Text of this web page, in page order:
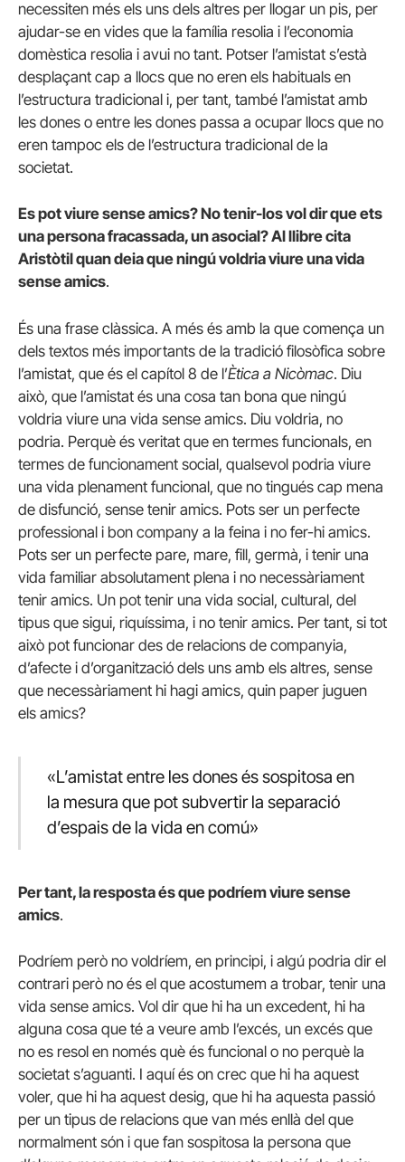
necessiten més els uns dels altres per llogar un pis, per
ajudar-se en vides que la família resolia i l’economia
domèstica resolia i avui no tant. Potser l’amistat s’està
desplaçant cap a llocs que no eren els habituals en
l’estructura tradicional i, per tant, també l’amistat amb
les dones o entre les dones passa a ocupar llocs que no
eren tampoc els de l’estructura tradicional de la
societat.
Es pot viure sense amics? No tenir-los vol dir que ets
una persona fracassada, un asocial? Al llibre cita
Aristòtil quan deia que ningú voldria viure una vida
sense amics.
És una frase clàssica. A més és amb la que comença un
dels textos més importants de la tradició filosòfica sobre
l’amistat, que és el capítol 8 de l’Ètica a Nicòmac. Diu
això, que l’amistat és una cosa tan bona que ningú
voldria viure una vida sense amics. Diu voldria, no
podria. Perquè és veritat que en termes funcionals, en
termes de funcionament social, qualsevol podria viure
una vida plenament funcional, que no tingués cap mena
de disfunció, sense tenir amics. Pots ser un perfecte
professional i bon company a la feina i no fer-hi amics.
Pots ser un perfecte pare, mare, fill, germà, i tenir una
vida familiar absolutament plena i no necessàriament
tenir amics. Un pot tenir una vida social, cultural, del
tipus que sigui, riquíssima, i no tenir amics. Per tant, si tot
això pot funcionar des de relacions de companyia,
d’afecte i d’organització dels uns amb els altres, sense
que necessàriament hi hagi amics, quin paper juguen
els amics?
«L’amistat entre les dones és sospitosa en
la mesura que pot subvertir la separació
d’espais de la vida en comú»
Per tant, la resposta és que podríem viure sense
amics.
Podríem però no voldríem, en principi, i algú podria dir el
contrari però no és el que acostumem a trobar, tenir una
vida sense amics. Vol dir que hi ha un excedent, hi ha
alguna cosa que té a veure amb l’excés, un excés que
no es resol en només què és funcional o no perquè la
societat s’aguanti. I aquí és on crec que hi ha aquest
voler, que hi ha aquest desig, que hi ha aquesta passió
per un tipus de relacions que van més enllà del que
normalment són i que fan sospitosa la persona que